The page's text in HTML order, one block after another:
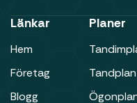
Länkar
Hem
Företag
Blogg
Planer
Tandplan